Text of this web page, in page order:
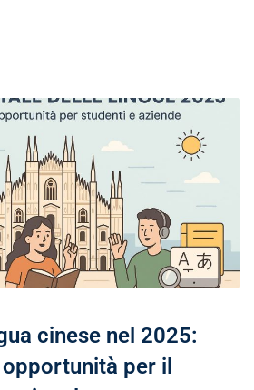
cinese nel 2025:
per il